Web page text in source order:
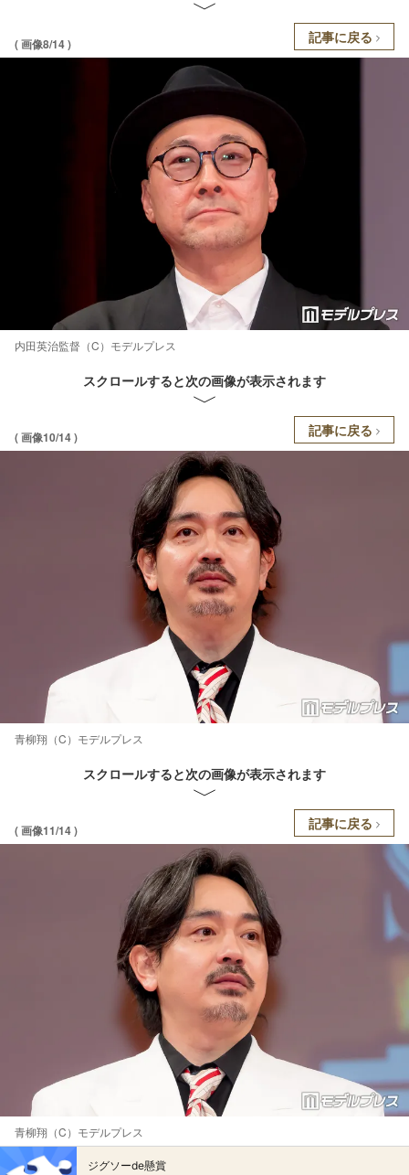
( 画像8/14 ) 記事に戻る
内田英治監督（C）モデルプレス
スクロールすると次の画像が表示されます
( 画像10/14 ) 記事に戻る
青柳翔（C）モデルプレス
スクロールすると次の画像が表示されます
( 画像11/14 ) 記事に戻る
青柳翔（C）モデルプレス
ジグソーde懸賞